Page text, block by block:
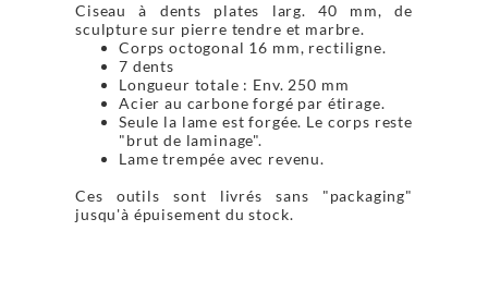
Ciseau à dents plates larg. 40 mm, de
sculpture sur pierre tendre et marbre.
Corps octogonal 16 mm, rectiligne.
7 dents
Longueur totale : Env. 250 mm
Acier au carbone forgé par étirage.
Seule la lame est forgée. Le corps reste
"brut de laminage".
Lame trempée avec revenu.
Ces outils sont livrés sans "packaging"
jusqu'à épuisement du stock.